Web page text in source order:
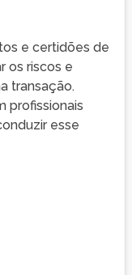
e certidões de
os riscos e
transação.
profissionais
esse